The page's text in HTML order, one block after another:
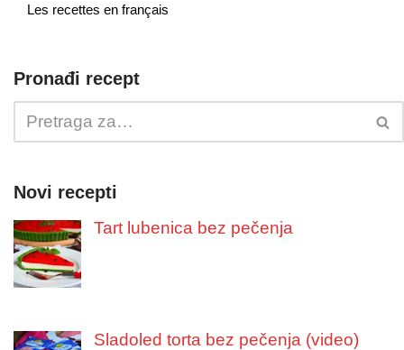
Les recettes en français
Pronađi recept
Novi recepti
Tart lubenica bez pečenja
Sladoled torta bez pečenja (video)